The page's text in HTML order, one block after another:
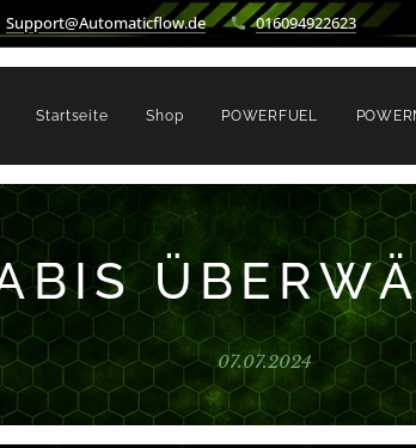
Support@Automaticflow.de 016094922623
Startseite Shop POWERFUEL
07.07.2024